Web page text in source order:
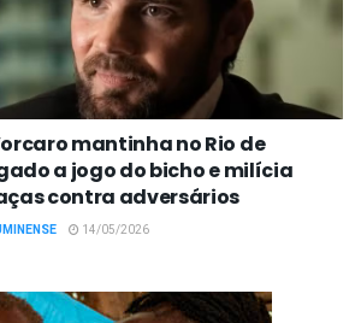
mantinha no Rio de
a jogo do bicho e milícia
contra adversários
14/05/2026